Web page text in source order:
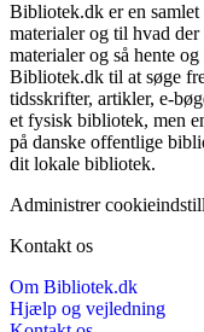
Bibliotek.dk er en
materialer og til hvad
materialer og så hente
Bibliotek.dk til at søge
tidsskrifter, artikler, e-
et fysisk bibliotek, men
på danske offentlige
dit lokale bibliotek.
Administrer
Kontakt os
Om Bibliotek.dk
Hjælp og vejledning